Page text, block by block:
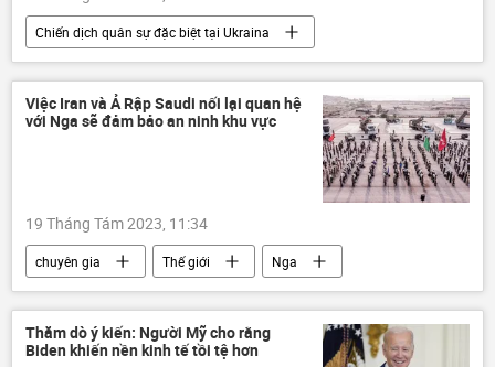
Chiến dịch quân sự đặc biệt tại Ukraina
Nga
Crưm
Ukraina
Cuộc khủng hoảng ở Ukraina
xung đột quân sự
lực lượng phòng không
Việc Iran và Ả Rập Saudi nối lại quan hệ
với Nga sẽ đảm bảo an ninh khu vực
19 Tháng Tám 2023, 11:34
chuyên gia Thế giới
Nga
Iran
Ả Rập Saudi
Chính trị
Quan điểm-Ý kiến
Vùng vịnh Ba Tư
Thăm dò ý kiến: Người Mỹ cho rằng
Biden khiến nền kinh tế tồi tệ hơn